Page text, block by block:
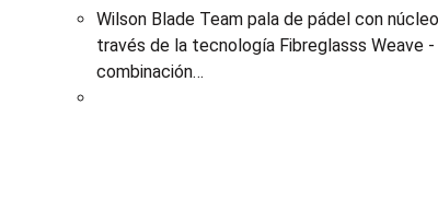
Wilson Blade Team pala de pádel con
través de la tecnología Fibreglasss Weave
combinación…